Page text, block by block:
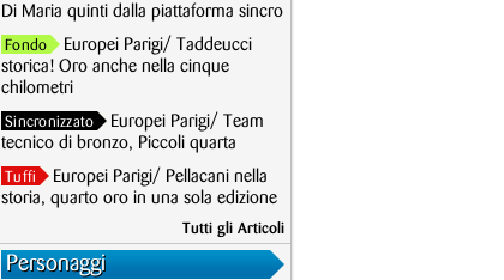
Di Maria quinti dalla piattaforma sincro
Fondo
Europei Parigi/ Taddeucci
storica! Oro anche nella cinque
chilometri
Sincronizzato
Europei Parigi/ Team
tecnico di bronzo, Piccoli quarta
Tuffi
Europei Parigi/ Pellacani nella
storia, quarto oro in una sola edizione
Tutti gli Articoli
Personaggi